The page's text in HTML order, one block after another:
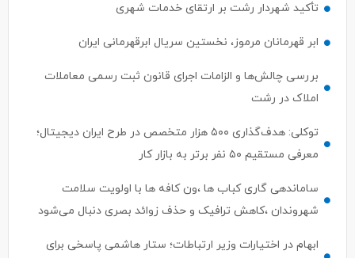
تأکید شهردار رشت بر ارتقای خدمات شهری
ابر قهرمانان مرموز، نخستین سریال ابرقهرمانی ایران
بررسی چالش‌ها و الزامات اجرای قانون ثبت رسمی معاملات
املاک در رشت
توکلی: هدف‌گذاری ۵۰۰ هزار متخصص در طرح ایران دیجیتال؛
معرفی مستقیم ۵۰ نفر برتر به بازار کار
ساماندهی گاری کباب ها ،ون کافه ها با اولویت سلامت
شهروندان ،کاهش ترافیک و حذف زوائد بصری دنبال می‌شود
ابهام در اختیارات وزیر ارتباطات؛ ستار هاشمی پاسخی برای